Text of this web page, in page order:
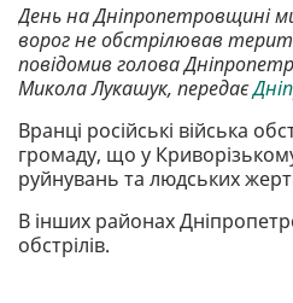
День на Дніпропетровщині
ворог не обстрілював
повідомив голова
Микола Лукашук, передає
Вранці російські війська
громаду, що у
руйнувань та людських
В інших районах
обстрілів.